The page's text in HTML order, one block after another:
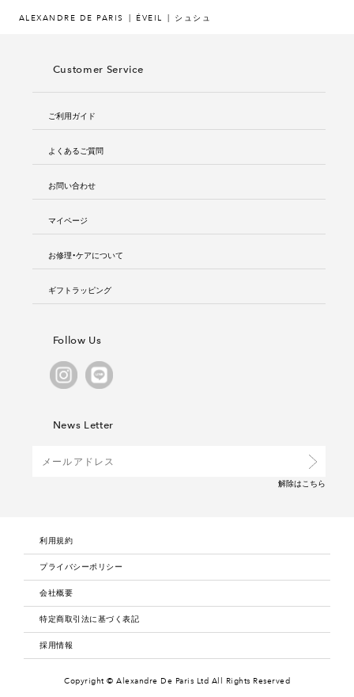
ALEXANDRE DE PARIS ÉVEIL シュシュ
Customer Service
ご利用ガイド
よくあるご質問
お問い合わせ
マイページ
お修理・ケアについて
ギフトラッピング
Follow Us
News Letter
解除は こちら
利用規約
プライバシーポリシー
会社概要
特定商取引法に基づく表記
採用情報
Copyright © Alexandre De Paris Ltd All Rights Reserved